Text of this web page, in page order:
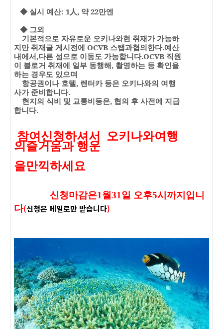
◆ 실시 예산: 1人, 약22만엔
◆ 그외
기본적으로 자유로운 오키나와현 취재가 가능하
지만 취재글 게시전에 OCVB 스탭과협의한다.예산
내에서,다른 섬으로 이동도 가능합니다.OCVB 직원
이 블로거 취재에 일부 동행해, 촬영하는 등 확인을
하는 경우도 있으며
항공권이나 호텔, 렌터카 등은 오키나와의 여행
사가 준비합니다.
현지의 식비 및 교통비등은, 협의 후 사전에 지급
합니다.
참여신청하셔서 오키나와여행
의즐거움과 행운
을만끽하세요
신청마감은1월31일 오후5시까지입니
다(신청은 메일로만 받습니다)